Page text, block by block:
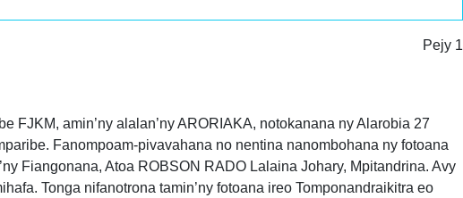
Pejy 1
FJKM, amin’ny alalan’ny ARORIAKA, notokanana ny Alarobia 27
Fanompoam-pivavahana no nentina nanombohana ny fotoana
Fiangonana, Atoa ROBSON RADO Lalaina Johary, Mpitandrina. Avy
Tonga nifanotrona tamin’ny fotoana ireo Tomponandraikitra eo